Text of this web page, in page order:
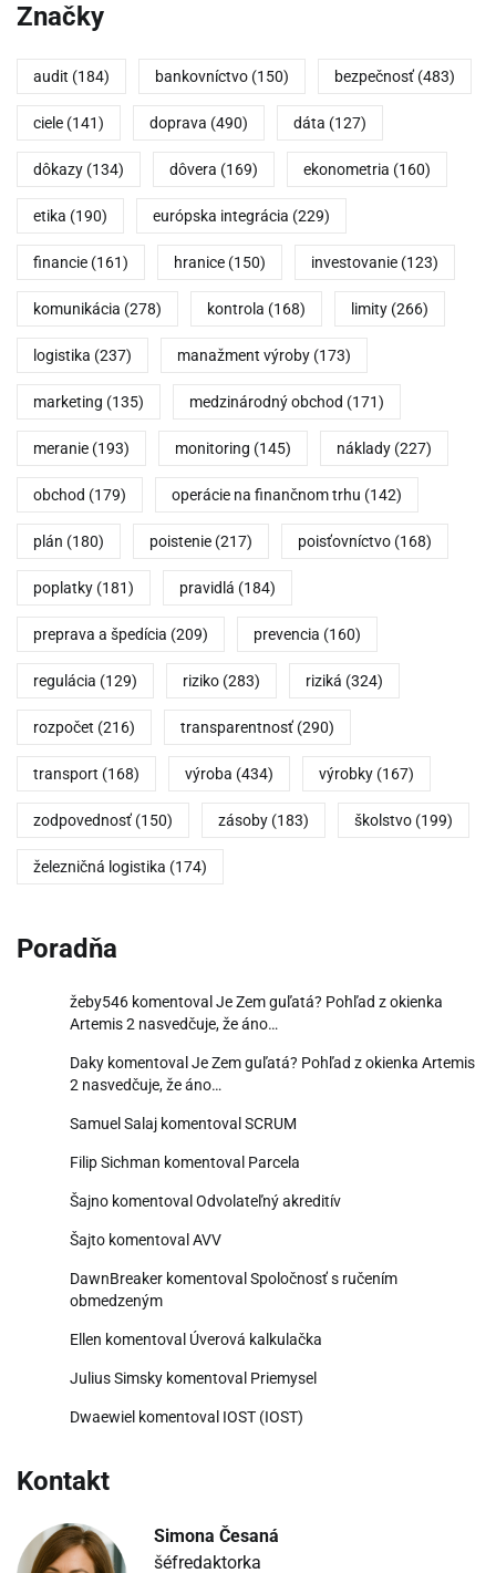
Značky
audit (184) bankovníctvo (150) bezpečnosť (483)
ciele (141) doprava (490) dáta (127)
dôkazy (134) dôvera (169) ekonometria (160)
etika (190) európska integrácia (229)
financie (161) hranice (150) investovanie (123)
komunikácia (278) kontrola (168) limity (266)
logistika (237) manažment výroby (173)
marketing (135) medzinárodný obchod (171)
meranie (193) monitoring (145) náklady (227)
obchod (179) operácie na finančnom trhu (142)
plán (180) poistenie (217) poisťovníctvo (168)
poplatky (181) pravidlá (184)
preprava a špedícia (209) prevencia (160)
regulácia (129) riziko (283) riziká (324)
rozpočet (216) transparentnosť (290)
transport (168) výroba (434) výrobky (167)
zodpovednosť (150) zásoby (183) školstvo (199)
železničná logistika (174)
Poradňa
žeby546 komentoval Je Zem guľatá? Pohľad z okienka
Artemis 2 nasvedčuje, že áno…
Daky komentoval Je Zem guľatá? Pohľad z okienka Artemis
2 nasvedčuje, že áno…
Samuel Salaj komentoval SCRUM
Filip Sichman komentoval Parcela
Šajno komentoval Odvolateľný akreditív
Šajto komentoval AVV
DawnBreaker komentoval Spoločnosť s ručením
obmedzeným
Ellen komentoval Úverová kalkulačka
Julius Simsky komentoval Priemysel
Dwaewiel komentoval IOST (IOST)
Kontakt
Simona Česaná
šéfredaktorka